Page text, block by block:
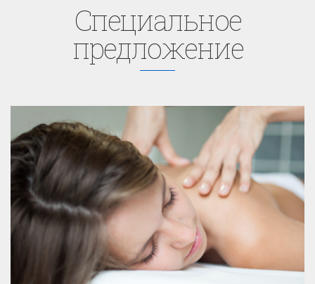
Cпециaльное
предложение